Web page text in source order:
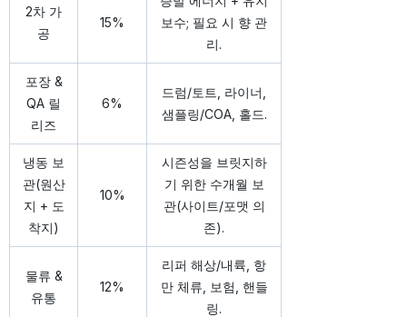
2차 가
공
15%
보수; 필요 시 향 관
리.
포장 &
QA 릴
리즈
6%
드럼/토트, 라이너,
샘플링/COA, 홀드.
냉동 보
관(원산
지 + 도
착지)
10%
시즌성을 브릿지하
기 위한 수개월 보
관(사이트/포맷 의
존).
물류 &
유통
12%
리퍼 해상/내륙, 항
만 체류, 보험, 핸들
링.